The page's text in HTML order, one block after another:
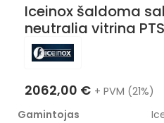
Iceinox šaldoma
neutralia vitrina
2062,00 € + PVM (21%)
Gamintojas